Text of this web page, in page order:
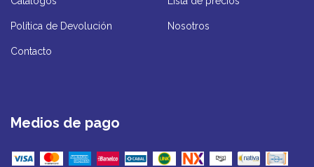
Política de Devolución Nosotros
Contacto
Medios de pago